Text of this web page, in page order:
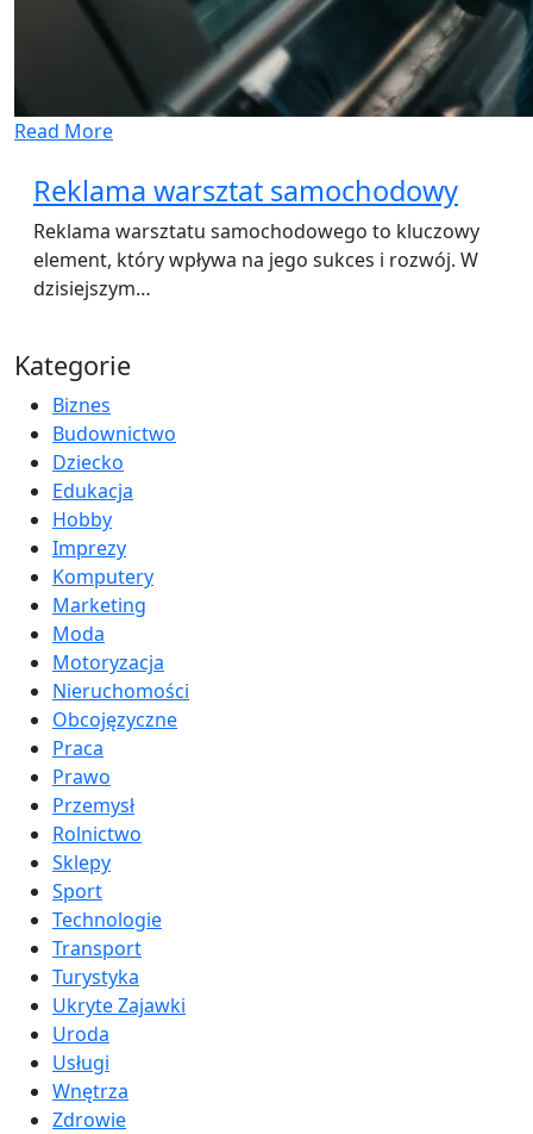
Read More
Reklama warsztat samochodowy
Reklama warsztatu samochodowego to kluczowy
element, który wpływa na jego sukces i rozwój. W
dzisiejszym…
Kategorie
Biznes
Budownictwo
Dziecko
Edukacja
Hobby
Imprezy
Komputery
Marketing
Moda
Motoryzacja
Nieruchomości
Obcojęzyczne
Praca
Prawo
Przemysł
Rolnictwo
Sklepy
Sport
Technologie
Transport
Turystyka
Ukryte Zajawki
Uroda
Usługi
Wnętrza
Zdrowie